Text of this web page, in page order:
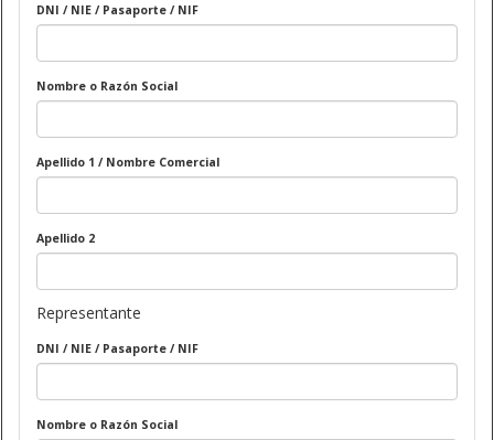
DNI / NIE / Pasaporte / NIF
Nombre o Razón Social
Apellido 1 / Nombre Comercial
Apellido 2
Representante
DNI / NIE / Pasaporte / NIF
Nombre o Razón Social